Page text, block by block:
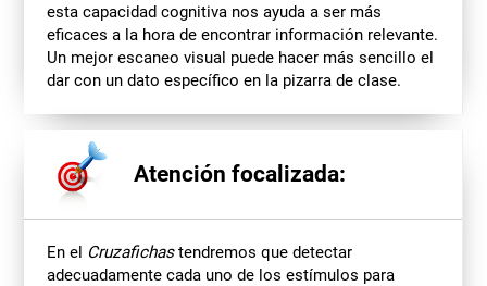
esta capacidad cognitiva nos ayuda a ser más
eficaces a la hora de encontrar información relevante.
Un mejor escaneo visual puede hacer más sencillo el
dar con un dato específico en la pizarra de clase.
Atención focalizada:
En el Cruzafichastendremos que detectar
adecuadamente cada uno de los estímulos para